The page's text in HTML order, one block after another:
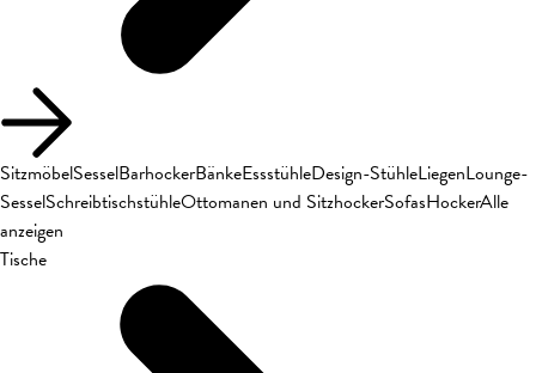
SitzmöbelSesselBarhockerBänkeEssstühleDesign-StühleLiegenLounge-
SesselSchreibtischstühleOttomanen und SitzhockerSofasHockerAlle
anzeigen
Tische